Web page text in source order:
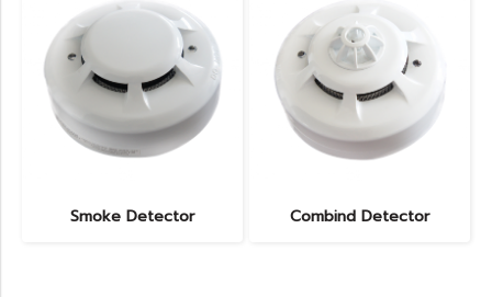
Smoke Detector Combind Detector